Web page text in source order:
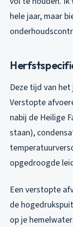
hele jaar, maar
Deze tijd van
Verstopte
nabij de Heilige
staan),
opgedroogde
Een verstopte
de
op je